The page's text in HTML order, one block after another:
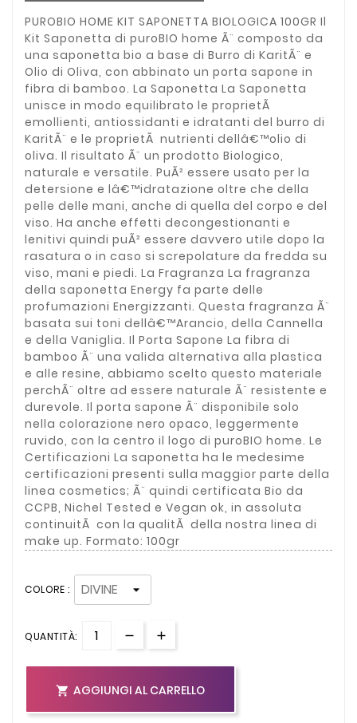
PUROBIO HOME KIT SAPONETTA BIOLOGICA 100GR Il
Kit Saponetta di puroBIO home Ã¨ composto da
una saponetta bio a base di Burro di KaritÃ¨ e
Olio di Oliva, con abbinato un porta sapone in
fibra di bamboo. La Saponetta La Saponetta
unisce in modo equilibrato le proprietÃ
emollienti, antiossidanti e idratanti del burro di
KaritÃ¨ e le proprietÃ nutrienti dellâ€™olio di
oliva. Il risultato Ã¨ un prodotto Biologico,
naturale e versatile. PuÃ² essere usato per la
detersione e lâ€™idratazione oltre che della
pelle delle mani, anche di quella del corpo e del
viso. Ha anche effetti decongestionanti e
lenitivi quindi puÃ² essere davvero utile dopo la
rasatura o in caso si screpolature da fredda su
viso, mani e piedi. La Fragranza La fragranza
della saponetta Energy fa parte delle
profumazioni Energizzanti. Questa fragranza Ã¨
basata sui toni dellâ€™Arancio, della Cannella
e della Vaniglia. Il Porta Sapone La fibra di
bamboo Ã¨ una valida alternativa alla plastica
e alle resine, abbiamo scelto questo materiale
perchÃ¨ oltre ad essere naturale Ã¨ resistente e
durevole. Il porta sapone Ã¨ disponibile solo
nella colorazione nero opaco, leggermente
ruvido, con la centro il logo di puroBIO home. Le
Certificazioni La saponetta ha le medesime
certificazioni presenti sulla maggior parte della
linea cosmetics; Ã¨ quindi certificata Bio da
CCPB, Nichel Tested e Vegan ok, in assoluta
continuitÃ con la qualitÃ della nostra linea di
make up. Formato: 100gr
COLORE :
QUANTITÀ:
 AGGIUNGI AL CARRELLO